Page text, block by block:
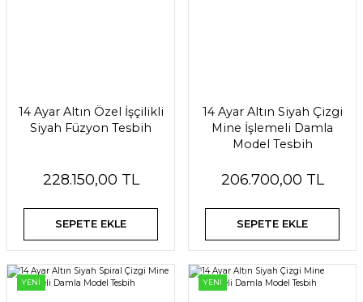
14 Ayar Altın Özel İşçilikli
Siyah Füzyon Tesbih
228.150,00 TL
SEPETE EKLE
14 Ayar Altın Siyah Çizgi
Mine İşlemeli Damla
Model Tesbih
206.700,00 TL
SEPETE EKLE
YENİ YENİ